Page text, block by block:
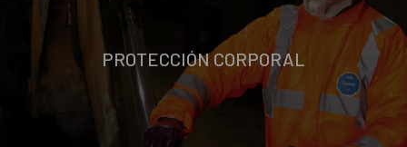
PROTECCIÓN CORPORAL